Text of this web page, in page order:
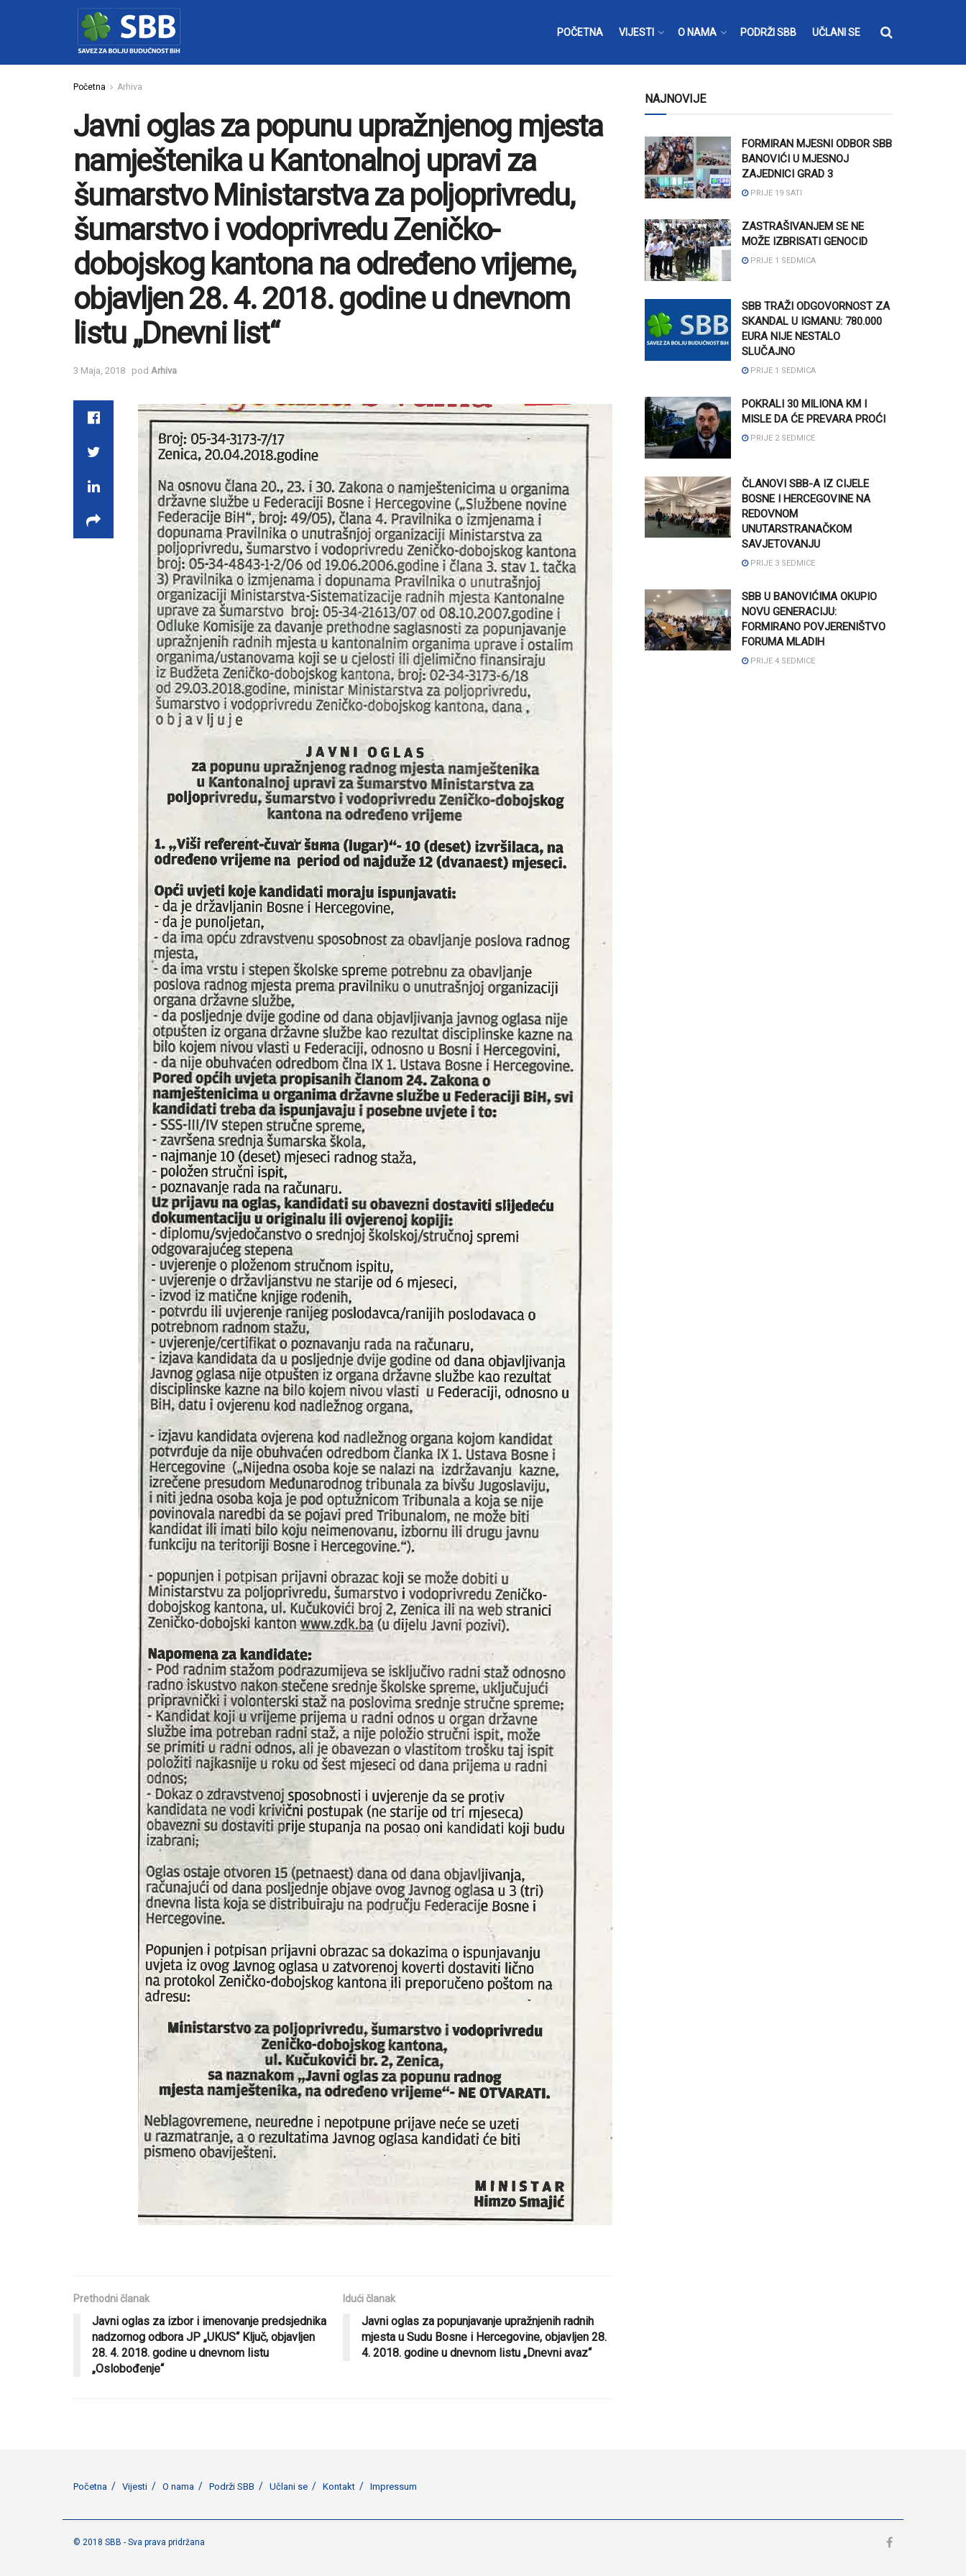
POČETNA VIJESTI O NAMA PODRŽI SBB UČLANI SE
Početna Arhiva
Javni oglas za popunu upražnjenog mjesta
namještenika u Kantonalnoj upravi za
šumarstvo Ministarstva za poljoprivredu,
šumarstvo i vodoprivredu Zeničko-
dobojskog kantona na određeno vrijeme,
objavljen 28. 4. 2018. godine u dnevnom
listu „Dnevni list“
3 Maja, 2018 pod Arhiva
Prethodni članak
Javni oglas za izbor i imenovanje predsjednika
nadzornog odbora JP „UKUS“ Ključ, objavljen
28. 4. 2018. godine u dnevnom listu
„Oslobođenje“
Idući članak
Javni oglas za popunjavanje upražnjenih radnih
mjesta u Sudu Bosne i Hercegovine, objavljen 28.
4. 2018. godine u dnevnom listu „Dnevni avaz“
NAJNOVIJE
FORMIRAN MJESNI ODBOR SBB
BANOVIĆI U MJESNOJ
ZAJEDNICI GRAD 3
PRIJE 19 SATI
ZASTRAŠIVANJEM SE NE
MOŽE IZBRISATI GENOCID
PRIJE 1 SEDMICA
SBB TRAŽI ODGOVORNOST ZA
SKANDAL U IGMANU: 780.000
EURA NIJE NESTALO
SLUČAJNO
PRIJE 1 SEDMICA
POKRALI 30 MILIONA KM I
MISLE DA ĆE PREVARA PROĆI
PRIJE 2 SEDMICE
ČLANOVI SBB-A IZ CIJELE
BOSNE I HERCEGOVINE NA
REDOVNOM
UNUTARSTRANAČKOM
SAVJETOVANJU
PRIJE 3 SEDMICE
SBB U BANOVIĆIMA OKUPIO
NOVU GENERACIJU:
FORMIRANO POVJERENIŠTVO
FORUMA MLADIH
PRIJE 4 SEDMICE
Početna Vijesti O nama Podrži SBB Učlani se Kontakt Impressum
© 2018 SBB - Sva prava pridržana